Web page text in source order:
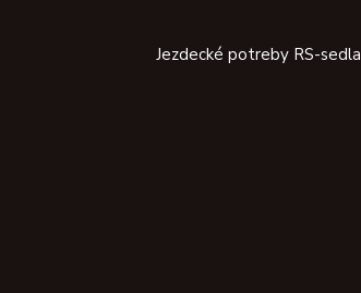
Jezdecké potreby RS-sedla